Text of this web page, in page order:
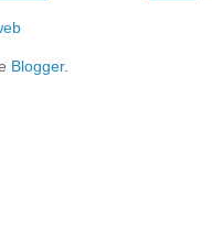
Blogger.